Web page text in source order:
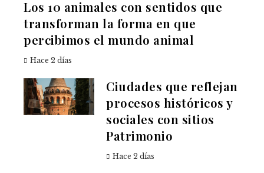
Los 10 animales con sentidos que
transforman la forma en que
percibimos el mundo animal
Hace 2 días
Ciudades que reflejan
procesos históricos y
sociales con sitios
Patrimonio
Hace 2 días